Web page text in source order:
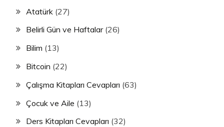
Atatürk (27)
Belirli Gün ve Haftalar(26)
Bilim (13)
Bitcoin (22)
Çalışma Kitapları Cevapları (63)
Çocuk ve Aile (13)
Ders Kitapları Cevapları (32)